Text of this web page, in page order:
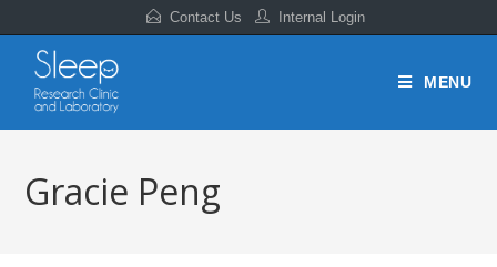
Contact Us Internal Login
MENU
Gracie Peng